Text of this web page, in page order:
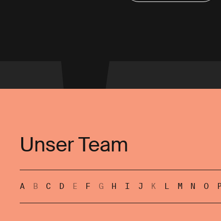
Unser Team
A B C D E F G H I J K L M N O